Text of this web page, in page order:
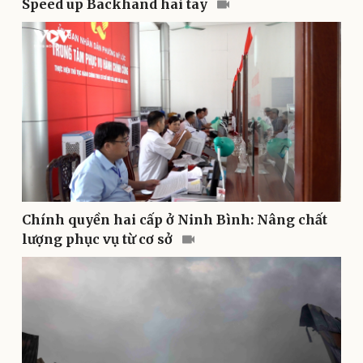
Vụ án
Tin nóng
Tư vấn luật
Quân sự - Quốc phòng
Vũ khí
Việt Nam
Phân tích
Speed up Backhand hai tay
Chính quyền hai cấp ở Ninh Bình: Nâng chất
lượng phục vụ từ cơ sở